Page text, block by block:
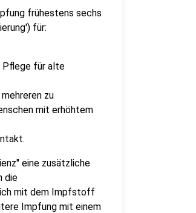
frühestens sechs
für:
Pflege für alte
zu
mit erhöhtem
eine zusätzliche
die
mit dem Impfstoff
Impfung mit einem